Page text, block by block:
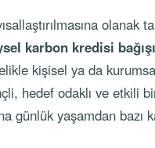
olanak
karbon kredisi bağışı
kişisel ya da
hedef odaklı ve etkili
günlük yaşamdan